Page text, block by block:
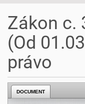
Zákon c.
(Od
právo
DOCUMENT